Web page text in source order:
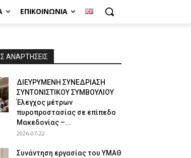
ΕΠΙΚΟΙΝΩΝΊΑ
ΑΝΑΡΤΗΣΕΙΣ
ΔΙΕΥΡΥΜΕΝΗ ΣΥΝΕΔΡΙΑΣΗ
ΣΥΝΤΟΝΙΣΤΙΚΟΥ ΣΥΜΒΟΥΛΙΟΥ
Έλεγχος μέτρων
πυροπροστασίας σε επίπεδο
Μακεδονίας –...
2026-07-22
Συνάντηση εργασίας του ΥΜΑΘ